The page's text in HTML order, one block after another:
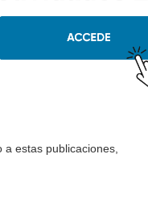
estas publicaciones,